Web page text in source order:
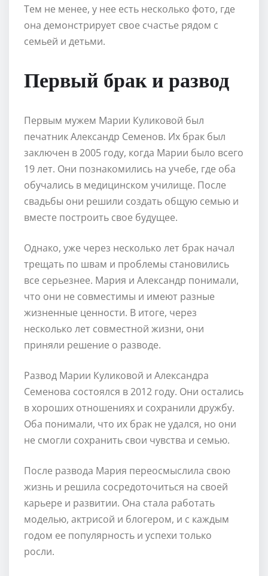
Тем не менее, у нее есть несколько фото, где
она демонстрирует свое счастье рядом с
семьей и детьми.
Первый брак и развод
Первым мужем Марии Куликовой был
печатник Александр Семенов. Их брак был
заключен в 2005 году, когда Марии было всего
19 лет. Они познакомились на учебе, где оба
обучались в медицинском училище. После
свадьбы они решили создать общую семью и
вместе построить свое будущее.
Однако, уже через несколько лет брак начал
трещать по швам и проблемы становились
все серьезнее. Мария и Александр понимали,
что они не совместимы и имеют разные
жизненные ценности. В итоге, через
несколько лет совместной жизни, они
приняли решение о разводе.
Развод Марии Куликовой и Александра
Семенова состоялся в 2012 году. Они остались
в хороших отношениях и сохранили дружбу.
Оба понимали, что их брак не удался, но они
не смогли сохранить свои чувства и семью.
После развода Мария переосмыслила свою
жизнь и решила сосредоточиться на своей
карьере и развитии. Она стала работать
моделью, актрисой и блогером, и с каждым
годом ее популярность и успехи только
росли.